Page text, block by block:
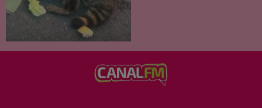
de lui porter secours part...